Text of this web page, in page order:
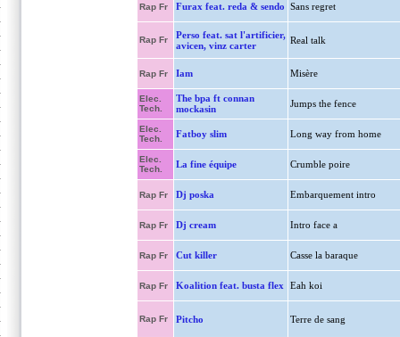
Rap Fr Furax feat. reda & sendo Sans regret
Rap Fr
Perso feat. sat l'artificier,
avicen, vinz carter
Real talk
Rap Fr Iam Misère
Elec.
Tech.
The bpa ft connan
mockasin
Jumps the fence
Elec.
Tech.
Fatboy slim Long way from home
Elec.
Tech.
La fine équipe Crumble poire
Rap Fr Dj poska Embarquement intro
Rap Fr Dj cream Intro face a
Rap Fr Cut killer Casse la baraque
Rap Fr Koalition feat. busta flex Eah koi
Rap Fr Pitcho Terre de sang